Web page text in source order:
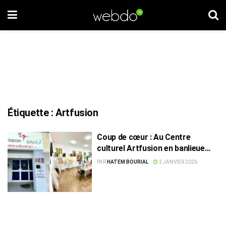
Étiquette :Artfusion
Coup de cœur : Au Centre
culturel Artfusion en banlieue
sud de Tunis
PAR HATEM BOURIAL 2 JANVIER 2026